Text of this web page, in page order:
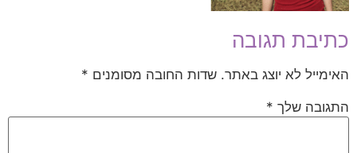
כתיבת תגובה
האימייל לא יוצג באתר. שדות החובה מסומנים *
התגובה שלך *